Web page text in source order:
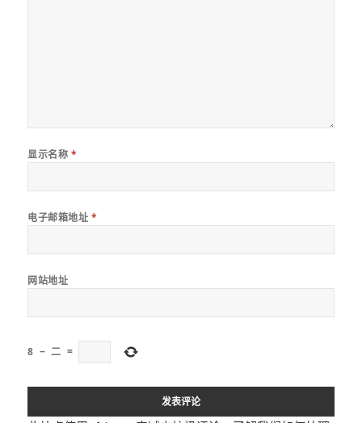
显示名称 *
电子邮箱地址 *
网站地址
8 − 二 =